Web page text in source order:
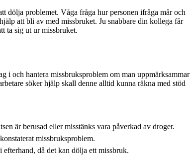
dölja problemet. Våga fråga hur personen ifråga mår och
att bli av med missbruket. Ju snabbare din kollega får
ta sig ut ur missbruket.
i och hantera missbruksproblem om man uppmärksammar
söker hjälp skall denne alltid kunna räkna med stöd
är berusad eller misstänks vara påverkad av droger.
missbruksproblem.
då det kan dölja ett missbruk.